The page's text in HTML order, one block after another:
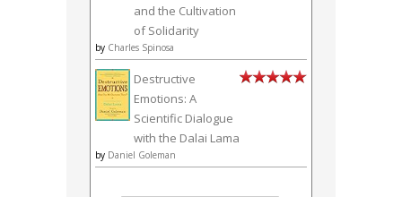
and the Cultivation
of Solidarity
by Charles Spinosa
Destructive
Emotions: A
Scientific Dialogue
with the Dalai Lama
by Daniel Goleman